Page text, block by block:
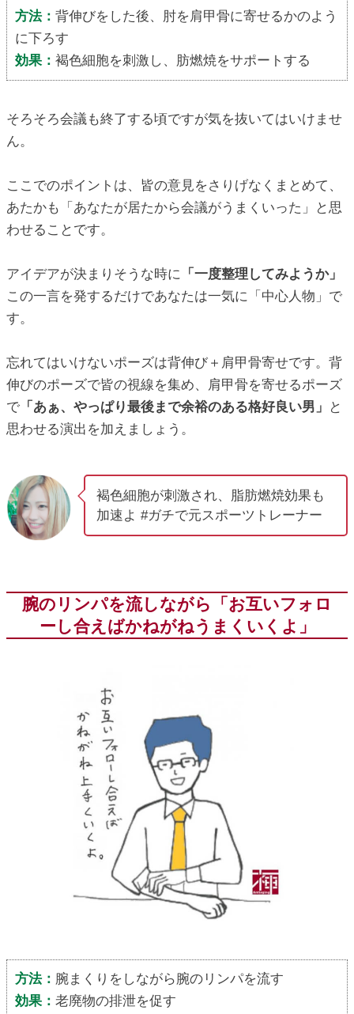
方法： 背伸びをした後、肘を肩甲骨に寄せるかのよう
に下ろす
効果： 褐色細胞を刺激し、肪燃焼をサポートする
そろそろ会議も終了する頃ですが気を抜いてはいけませ
ん。
ここでのポイントは、皆の意見をさりげなくまとめて、
あたかも「あなたが居たから会議がうまくいった」と思
わせることです。
アイデアが決まりそうな時に 「一度整理してみようか」
この一言を発するだけであなたは一気に「中心人物」で
す。
忘れてはいけないポーズは背伸び＋肩甲骨寄せです。背
伸びのポーズで皆の視線を集め、肩甲骨を寄せるポーズ
で 「あぁ、やっぱり最後まで余裕のある格好良い男」
と
思わせる演出を加えましょう。
褐色細胞が刺激され、脂肪燃焼効果も
加速よ #ガチで元スポーツトレーナー
腕のリンパを流しながら「お互いフォロ
ーし合えばかねがねうまくいくよ」
方法： 腕まくりをしながら腕のリンパを流す
効果： 老廃物の排泄を促す